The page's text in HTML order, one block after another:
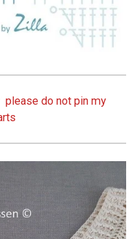
do not pin my